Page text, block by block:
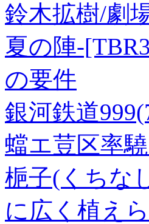
鈴木拡樹/劇
夏の陣-
の要件
銀河鉄道
蟷エ荳区率
梔子(くちな
に広く植え